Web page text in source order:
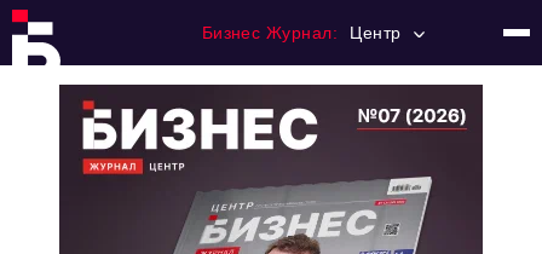
Бизнес Журнал: Центр